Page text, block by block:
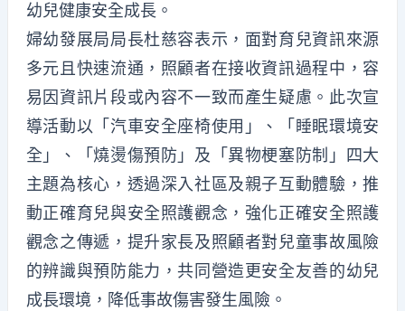
幼兒健康安全成長。
婦幼發展局局長杜慈容表示，面對育兒資訊來源
多元且快速流通，照顧者在接收資訊過程中，容
易因資訊片段或內容不一致而產生疑慮。此次宣
導活動以「汽車安全座椅使用」、「睡眠環境安
全」、「燒燙傷預防」及「異物梗塞防制」四大
主題為核心，透過深入社區及親子互動體驗，推
動正確育兒與安全照護觀念，強化正確安全照護
觀念之傳遞，提升家長及照顧者對兒童事故風險
的辨識與預防能力，共同營造更安全友善的幼兒
成長環境，降低事故傷害發生風險。